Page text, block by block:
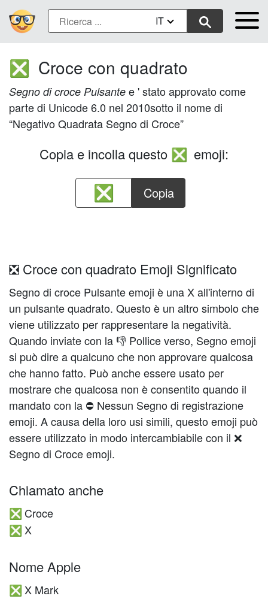
IT
❎ Croce con quadrato
Segno di croce Pulsante e ' stato approvato come
parte di Unicode 6.0 nel 2010sotto il nome di
“Negativo Quadrata Segno di Croce”
Copia e incolla questo ❎ emoji:
Copia
❎ Croce con quadrato Emoji Significato
Segno di croce Pulsante emoji è una X all'interno di
un pulsante quadrato. Questo è un altro simbolo che
viene utilizzato per rappresentare la negatività.
Quando inviate con la 👎 Pollice verso, Segno emoji
si può dire a qualcuno che non approvare qualcosa
che hanno fatto. Può anche essere usato per
mostrare che qualcosa non è consentito quando il
mandato con la ⛔ Nessun Segno di registrazione
emoji. A causa della loro usi simili, questo emoji può
essere utilizzato in modo intercambiabile con il ❌
Segno di Croce emoji.
Chiamato anche
❎ Croce
❎ X
Nome Apple
❎ X Mark